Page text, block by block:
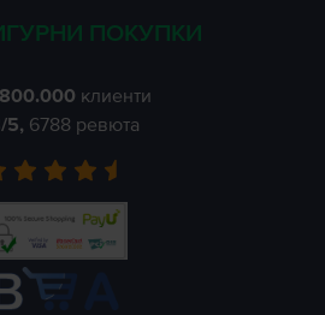
ПОКУПКИ
800.000 клиенти
/5, 6788 ревюта